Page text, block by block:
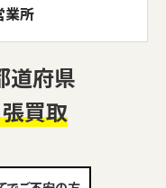
業所
道府県
買取